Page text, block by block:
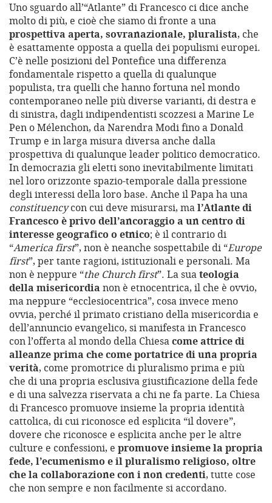
Uno sguardo all’“Atlante” di Francesco ci dice anche
molto di più, e cioè che siamo di fronte a una
prospettiva aperta, sovranazionale, pluralista, che
è esattamente opposta a quella dei populismi europei.
C’è nelle posizioni del Pontefice una differenza
fondamentale rispetto a quella di qualunque
populista, tra quelli che hanno fortuna nel mondo
contemporaneo nelle più diverse varianti, di destra e
di sinistra, dagli indipendentisti scozzesi a Marine Le
Pen o Mélenchon, da Narendra Modi fino a Donald
Trump e in larga misura diversa anche dalla
prospettiva di qualunque leader politico democratico.
In democrazia gli eletti sono inevitabilmente limitati
nel loro orizzonte spazio-temporale dalla pressione
degli interessi della loro base. Anche il Papa ha una
constituencycon cui deve misurarsi, mal’Atlante di
Francesco è privo dell’ancoraggio a un centro di
interesse geografico o etnico; è il contrario di
“America first”, non è neanche sospettabile di “Europe
first”, per tante ragioni, istituzionali e personali. Ma
non è neppure “the Church first”. La suateologia
della misericordia non è etnocentrica, il che è ovvio,
ma neppure “ecclesiocentrica”, cosa invece meno
ovvia, perché il primato cristiano della misericordia e
dell’annuncio evangelico, si manifesta in Francesco
con l’offerta al mondo della Chiesacome attrice di
alleanze prima che come portatrice di una propria
verità, come promotrice di pluralismo prima e più
che di una propria esclusiva giustificazione della fede
e di una salvezza riservata a chi ne fa parte. La Chiesa
di Francesco promuove insieme la propria identità
cattolica, di cui riconosce ed esplicita “il dovere”,
dovere che riconosce e esplicita anche per le altre
culture e confessioni, e promuove insieme la propria
fede, l’ecumenismo e il pluralismo religioso, oltre
che la collaborazione con i non credenti, tutte cose
che non sempre e non facilmente si accordano.